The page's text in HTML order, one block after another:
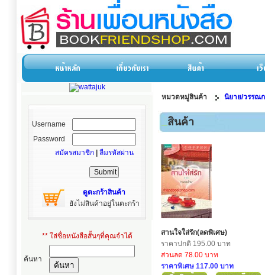
Username
Password
สมัครสมาชิก
ลืมรหัสผ่าน
ดูตะกร้าสินค้า
ยังไม่สินค้าอยู่ในตะกร้า
** ใส่ชื่อหนังสือสั้นๆที่คุณจำได้
ค้นหา
หมวดหมู่สินค้า นิยาย/วรรณ
สินค้า
สานใจใส่รัก(ลดพิเศษ)
ราคาปกติ 195.00 บาท
ส่วนลด 78.00 บาท
ราคาพิเศษ 117.00 บาท